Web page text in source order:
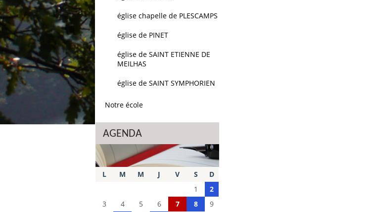
église chapelle de PLESCAMPS
église de PINET
église de SAINT ETIENNE DE
MEILHAS
église de SAINT SYMPHORIEN
Notre école
AGENDA
L M M J V S
D
1
2
3
4 5 6 7 8
9